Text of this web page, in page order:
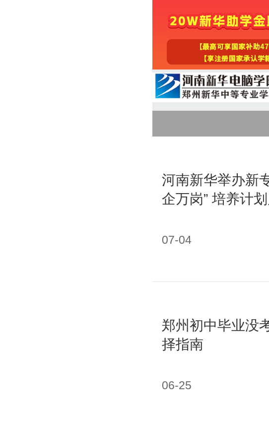
河南新华举办新
企万岗” 培养计
07-04
郑州初中毕业没
择指南
06-25